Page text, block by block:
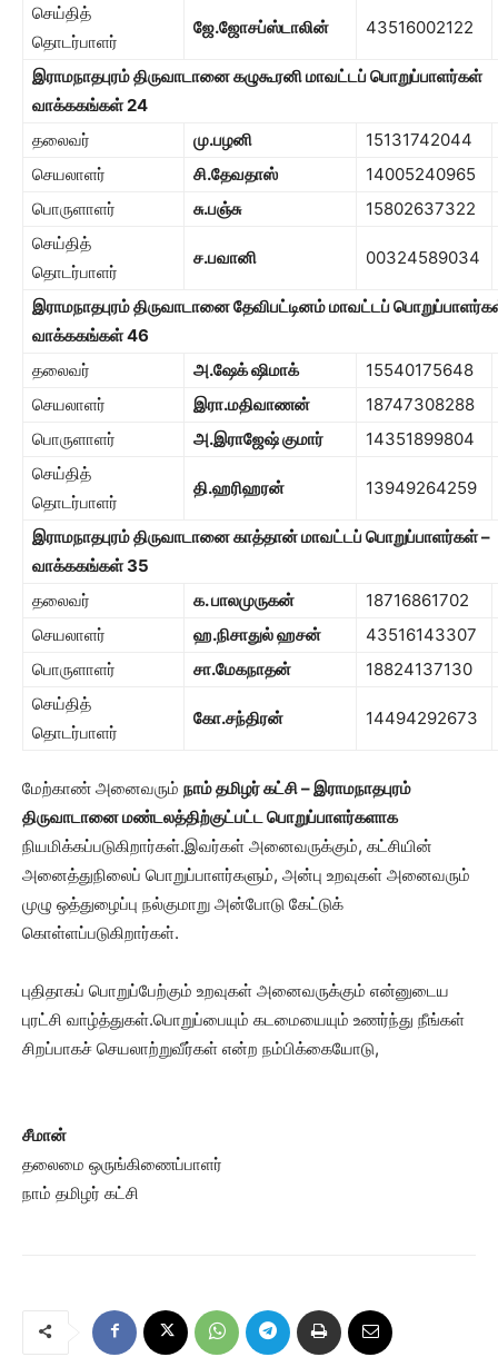
செய்தித்
தொடர்பாளர்
ஜே.ஜோசப்ஸ்டாலின் 43516002122
இராமநாதபுரம் திருவாடானை கழுகூரனி மாவட்டப் பொறுப்பாளர்கள்
வாக்ககங்கள்24
தலைவர்
மு.பழனி
15131742044
செயலாளர்
சி.தேவதாஸ்
14005240965
பொருளாளர்
சு.பஞ்சு
15802637322
செய்தித்
தொடர்பாளர்
ச.பவானி 00324589034
இராமநாதபுரம் திருவாடானை தேவிபட்டினம் மாவட்டப்
வாக்ககங்கள்46
தலைவர்
அ.ஷேக் ஷிமாக்
15540175648
செயலாளர்
இரா.மதிவாணன்
18747308288
பொருளாளர்
அ.இராஜேஷ் குமார்
14351899804
செய்தித்
தொடர்பாளர்
தி.ஹரிஹரன் 13949264259
இராமநாதபுரம் திருவாடானை காத்தான் மாவட்டப் பொறுப்பாளர்கள் –
வாக்ககங்கள்35
தலைவர்
க. பாலமுருகன்
18716861702
செயலாளர்
ஹ.நிசாதுல் ஹசன்
43516143307
பொருளாளர்
சா.மேகநாதன்
18824137130
செய்தித்
தொடர்பாளர்
கோ.சந்திரன் 14494292673
மேற்காண் அனைவரும் நாம் தமிழர் கட்சி – இராமநாதபுரம்
திருவாடானை மண்டலத்திற்குட்பட்ட பொறுப்பாளர்களாக
நியமிக்கப்படுகிறார்கள்.இவர்கள் அனைவருக்கும், கட்சியின்
அனைத்துநிலைப் பொறுப்பாளர்களும், அன்பு உறவுகள் அனைவரும்
முழு ஒத்துழைப்பு நல்குமாறு அன்போடு கேட்டுக்
கொள்ளப்படுகிறார்கள்.
புதிதாகப் பொறுப்பேற்கும் உறவுகள் அனைவருக்கும் என்னுடைய
புரட்சி வாழ்த்துகள்.பொறுப்பையும் கடமையையும் உணர்ந்து நீங்கள்
சிறப்பாகச் செயலாற்றுவீர்கள் என்ற நம்பிக்கையோடு,
சீமான்
தலைமை ஒருங்கிணைப்பாளர்
நாம் தமிழர் கட்சி